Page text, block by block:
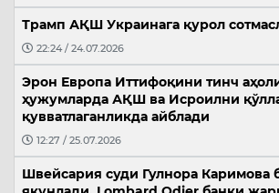
Трамп АҚШ Украинага қурол
22:24 / 24.07.2026
Эрон Европа Иттифоқини тинч
ҳужумларда АҚШ ва Исроилни
қувватлаганликда айблади
12:27 / 25.07.2026
Швейсария суди Гулнора Каримова